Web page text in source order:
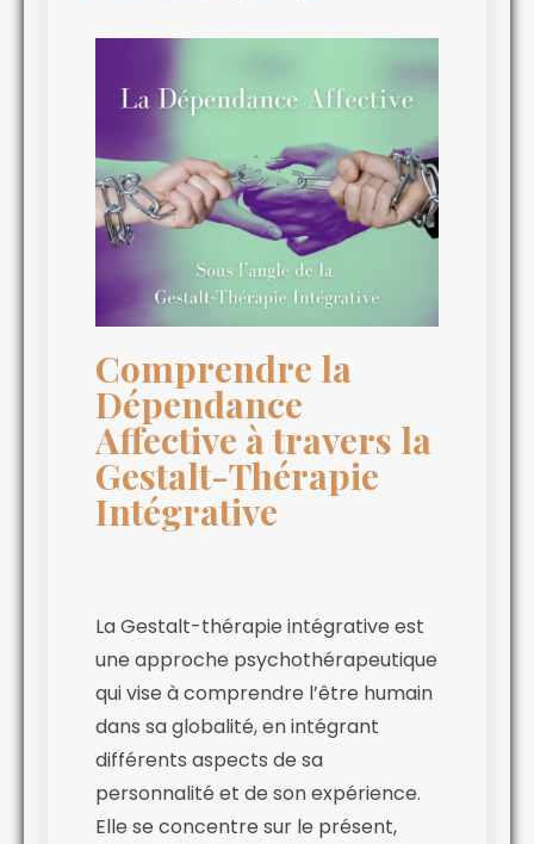
Comprendre la
Dépendance
Affective à travers la
Gestalt-Thérapie
Intégrative
La Gestalt-thérapie intégrative est
une approche psychothérapeutique
qui vise à comprendre l’être humain
dans sa globalité, en intégrant
différents aspects de sa
personnalité et de son expérience.
Elle se concentre sur le présent,